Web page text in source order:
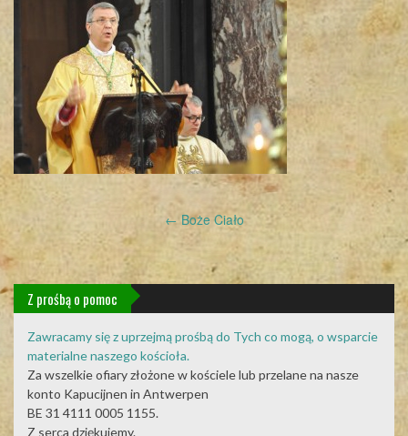
Post
navigation
← Boże Ciało
Z prośbą o pomoc
Zawracamy się z uprzejmą prośbą do Tych co mogą, o wsparcie
materialne naszego kościoła.
Za wszelkie ofiary złożone w kościele lub przelane na nasze
konto Kapucijnen in Antwerpen
BE 31 4111 0005 1155.
Z serca dziękujemy.